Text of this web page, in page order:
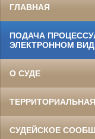
ГЛАВНАЯ
ПОДАЧА
ЭЛЕКТРОННОМ
О СУДЕ
СУДЕЙСКОЕ